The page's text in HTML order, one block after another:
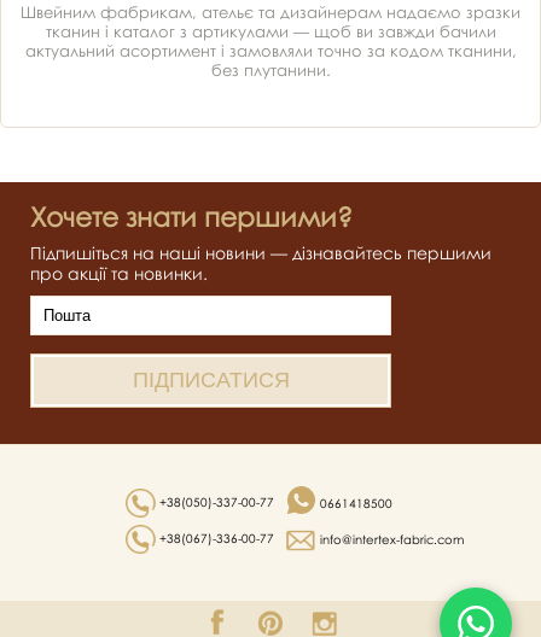
Швейним фабрикам, ательє та дизайнерам надаємо зразки
тканин і каталог з артикулами — щоб ви завжди бачили
актуальний асортимент і замовляли точно за кодом тканини,
без плутанини.
Хочете знати першими?
Підпишіться на наші новини — дізнавайтесь першими
про акції та новинки.
+38(050)-337-00-77
+38(067)-336-00-77
0661418500
info@intertex-fabric.com